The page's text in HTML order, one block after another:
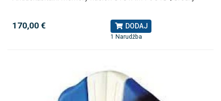
170,00 € DODAJ
1 Narudžba